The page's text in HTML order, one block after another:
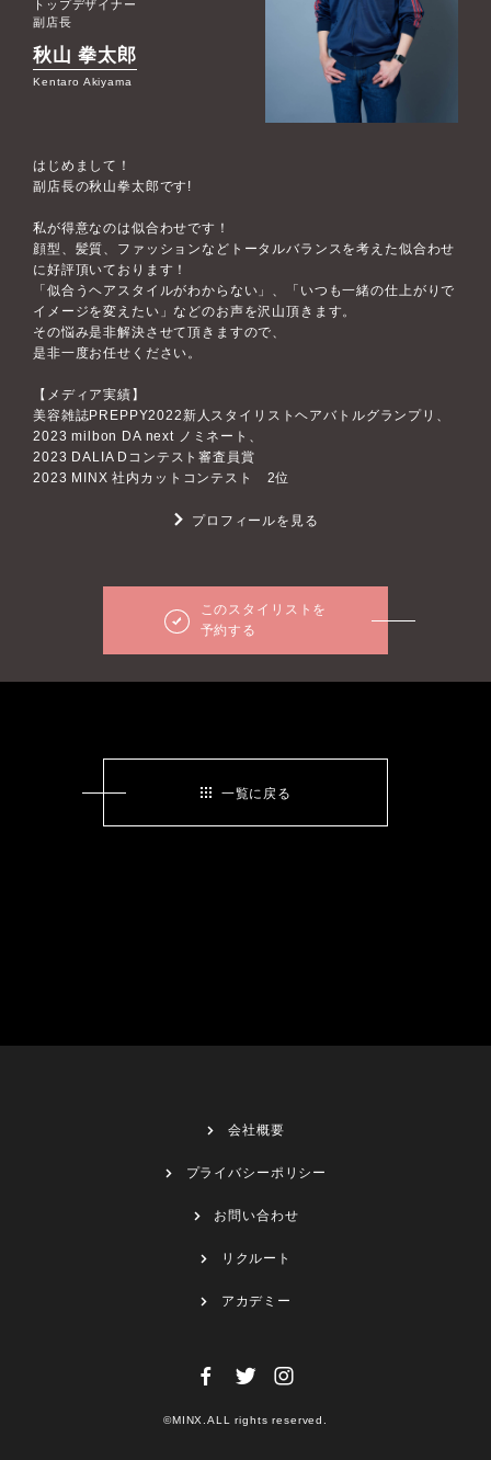
トップデザイナー
副店長
秋山 拳太郎
Kentaro Akiyama
はじめまして！
副店長の秋山拳太郎です!
私が得意なのは似合わせです！
顔型、髪質、ファッションなどトータルバランスを考えた似合わせ
に好評頂いております！
「似合うヘアスタイルがわからない」、「いつも一緒の仕上がりで
イメージを変えたい」などのお声を沢山頂きます。
その悩み是非解決させて頂きますので、
是非一度お任せください。
【メディア実績】
美容雑誌PREPPY2022新人スタイリストヘアバトルグランプリ、
2023 milbon DA next ノミネート、
2023 DALIA Dコンテスト審査員賞
2023 MINX 社内カットコンテスト 2位
プロフィールを見る
このスタイリストを
予約する
一覧に戻る
会社概要
プライバシーポリシー
お問い合わせ
リクルート
アカデミー
©MINX.ALL rights reserved.